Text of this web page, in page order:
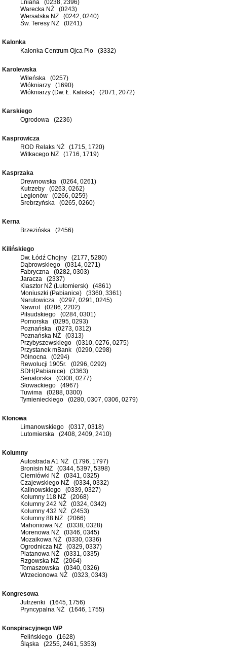
Lniana (0238, 2396)
Warecka NŻ (0243)
Wersalska NŻ (0242, 0240)
Św. Teresy NŻ (0241)
Kalonka
Kalonka Centrum Ojca Pio (3332)
Karolewska
Wileńska (0257)
Włókniarzy (1690)
Włókniarzy (Dw. Ł. Kaliska) (2071, 2072)
Karskiego
Ogrodowa (2236)
Kasprowicza
ROD Relaks NŻ (1715, 1720)
Witkacego NŻ (1716, 1719)
Kasprzaka
Drewnowska (0264, 0261)
Kutrzeby (0263, 0262)
Legionów (0266, 0259)
Srebrzyńska (0265, 0260)
Kerna
Brzezińska (2456)
Kilińskiego
Dw. Łódź Chojny (2177, 5280)
Dąbrowskiego (0314, 0271)
Fabryczna (0282, 0303)
Jaracza (2337)
Klasztor NŻ (Lutomiersk) (4861)
Moniuszki (Pabianice) (3360, 3361)
Narutowicza (0297, 0291, 0245)
Nawrot (0286, 2202)
Piłsudskiego (0284, 0301)
Pomorska (0295, 0293)
Poznańska (0273, 0312)
Poznańska NŻ (0313)
Przybyszewskiego (0310, 0276, 0275)
Przystanek mBank (0290, 0298)
Północna (0294)
Rewolucji 1905r. (0296, 0292)
SDH(Pabianice) (3363)
Senatorska (0308, 0277)
Słowackiego (4967)
Tuwima (0288, 0300)
Tymienieckiego (0280, 0307, 0306, 0279)
Klonowa
Limanowskiego (0317, 0318)
Lutomierska (2408, 2409, 2410)
Kolumny
Autostrada A1 NŻ (1796, 1797)
Bronisin NŻ (0344, 5397, 5398)
Cierniówki NŻ (0341, 0325)
Czajewskiego NŻ (0334, 0332)
Kalinowskiego (0339, 0327)
Kolumny 118 NŻ (2068)
Kolumny 242 NŻ (0324, 0342)
Kolumny 432 NŻ (2453)
Kolumny 88 NŻ (2066)
Mahoniowa NŻ (0338, 0328)
Morenowa NŻ (0346, 0345)
Mozaikowa NŻ (0330, 0336)
Ogrodnicza NŻ (0329, 0337)
Platanowa NŻ (0331, 0335)
Rzgowska NŻ (2064)
Tomaszowska (0340, 0326)
Wrzecionowa NŻ (0323, 0343)
Kongresowa
Jutrzenki (1645, 1756)
Pryncypalna NŻ (1646, 1755)
Konspiracyjnego WP
Felińskiego (1628)
Śląska (2255, 2461, 5353)